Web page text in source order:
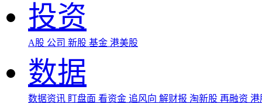
投资
A股 公司 新股 基金 港美股
数据
数据资讯 盯盘面 看资金 追风向 解财报 淘新股 再融资